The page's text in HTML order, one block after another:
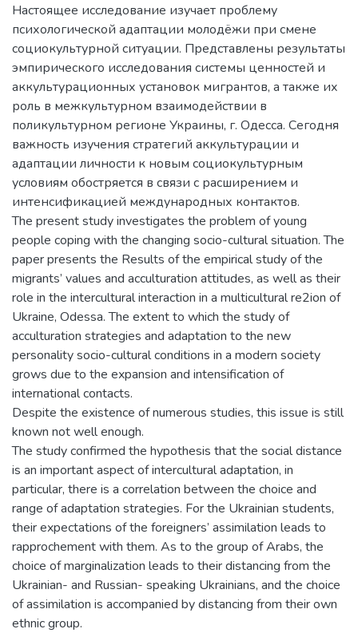
Настоящее исследование изучает проблему
психологической адаптации молодёжи при смене
социокультурной ситуации. Представлены результаты
эмпирического исследования системы ценностей и
аккультурационных установок мигрантов, а также их
роль в межкультурном взаимодействии в
поликультурном регионе Украины, г. Одесса. Сегодня
важность изучения стратегий аккультурации и
адаптации личности к новым социокультурным
условиям обостряется в связи с расширением и
интенсификацией международных контактов.
The present study investigates the problem of young
people coping with the changing socio-cultural situation. The
paper presents the Results of the empirical study of the
migrants’ values and acculturation attitudes, as well as their
role in the intercultural interaction in a multicultural re2ion of
Ukraine, Odessa. The extent to which the study of
acculturation strategies and adaptation to the new
personality socio-cultural conditions in a modern society
grows due to the expansion and intensification of
international contacts.
Despite the existence of numerous studies, this issue is still
known not well enough.
The study confirmed the hypothesis that the social distance
is an important aspect of intercultural adaptation, in
particular, there is a correlation between the choice and
range of adaptation strategies. For the Ukrainian students,
their expectations of the foreigners’ assimilation leads to
rapprochement with them. As to the group of Arabs, the
choice of marginalization leads to their distancing from the
Ukrainian- and Russian- speaking Ukrainians, and the choice
of assimilation is accompanied by distancing from their own
ethnic group.